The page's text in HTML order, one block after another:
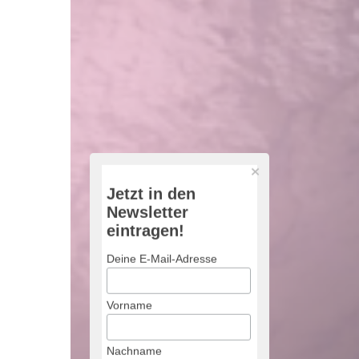
Jetzt in den
Newsletter
eintragen!
Deine E-Mail-Adresse
Vorname
Nachname